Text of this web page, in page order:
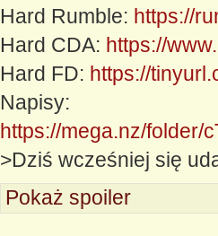
Hard Rumble: https://
Hard CDA: https://
Hard FD: https://
Napisy:
https://mega.nz/folder/
>Dziś wcześniej się
Pokaż spoiler